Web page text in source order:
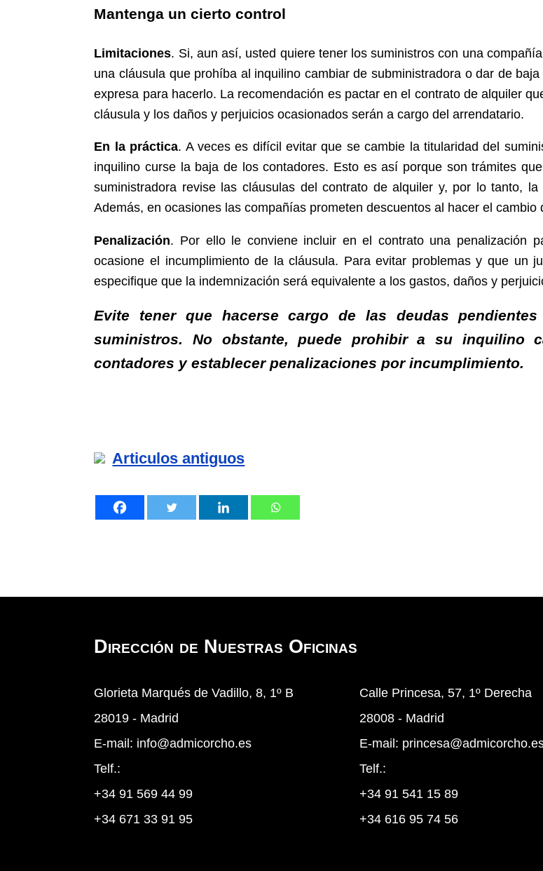
Mantenga un cierto control
Limitaciones. Si, aun así, usted quiere tener los suministros con una
una cláusula que prohíba al inquilino cambiar de subministradora o dar de
expresa para hacerlo. La recomendación es pactar en el contrato de alquiler
cláusula y los daños y perjuicios ocasionados serán a cargo del arrendatario.
En la práctica. A veces es difícil evitar que se cambie la titularidad del
inquilino curse la baja de los contadores. Esto es así porque son trámites
suministradora revise las cláusulas del contrato de alquiler y, por lo tanto,
Además, en ocasiones las compañías prometen descuentos al hacer el
Penalización. Por ello le conviene incluir en el contrato una penalización
ocasione el incumplimiento de la cláusula. Para evitar problemas y que un
especifique que la indemnización será equivalente a los gastos, daños y
Evite tener que hacerse cargo de las deudas
suministros. No obstante, puede prohibir a su inquilino
contadores y establecer penalizaciones por incumplimiento.
Articulos antiguos
Dirección de Nuestras Oficinas
Glorieta Marqués de Vadillo, 8, 1º B
28019 - Madrid
E-mail: info@admicorcho.es
Telf.:
+34 91 569 44 99
+34 671 33 91 95
Calle Princesa, 57, 1º Derecha
28008 - Madrid
E-mail:
Telf.:
+34 91 541 15 89
+34 616 95 74 56